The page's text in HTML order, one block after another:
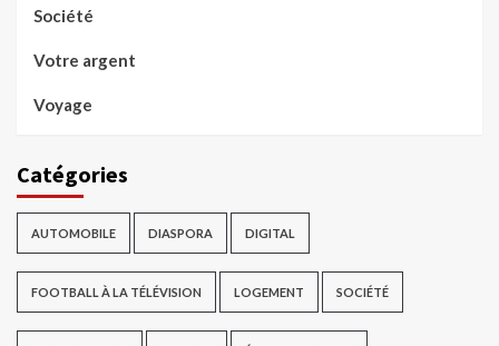
Société
Votre argent
Voyage
Catégories
AUTOMOBILE DIASPORA DIGITAL
FOOTBALL À LA TÉLÉVISION LOGEMENT SOCIÉTÉ